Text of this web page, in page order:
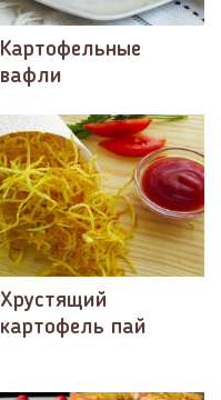
Картофельные
вафли
Хрустящий
картофель пай